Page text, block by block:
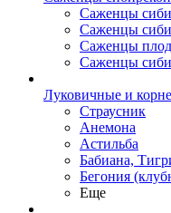
Саженцы
Саженцы
Саженцы
Саженцы
Луковичные и
Страусник
Анемона
Астильба
Бабиана,
Бегония
Еще